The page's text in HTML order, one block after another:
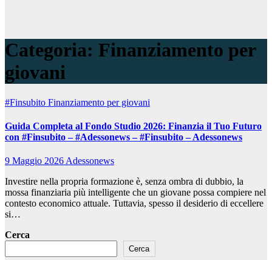
Categoria: Finanziamento per
giovani
#Finsubito Finanziamento per giovani
Guida Completa al Fondo Studio 2026: Finanzia il Tuo Futuro
con #Finsubito – #Adessonews – #Finsubito – Adessonews
9 Maggio 2026Adessonews
Investire nella propria formazione è, senza ombra di dubbio, la
mossa finanziaria più intelligente che un giovane possa compiere nel
contesto economico attuale. Tuttavia, spesso il desiderio di eccellere
si…
Cerca
Cerca